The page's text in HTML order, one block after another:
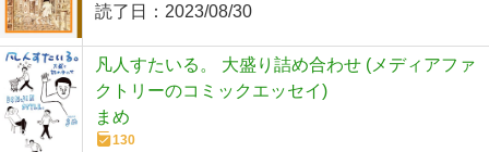
読了日： 2023/08/30
凡人すたいる。 大盛り詰め合わせ (メディアファ
クトリーのコミックエッセイ)
まめ
130